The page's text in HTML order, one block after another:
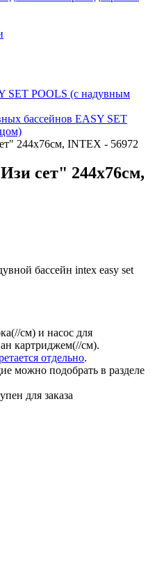
SET POOLS (с надувным
бассейнов EASY SET
244х76см, INTEX - 56972
сет" 244х76см,
бассейн intex easy set
см) и насос для
картриджем(//см).
отдельно.
можно подобрать в разделе
для заказа